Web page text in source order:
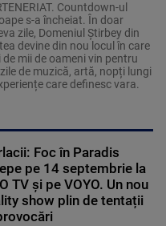
Countdown-ul
s-a încheiat. În doar
zile, Domeniul Știrbey din
devine din nou locul în care
de mii de oameni vin pentru
de muzică, artă, nopți lungi
care definesc vara.
Foc în Paradis
pe 14 septembrie la
TV și pe VOYO. Un nou
show plin de tentații